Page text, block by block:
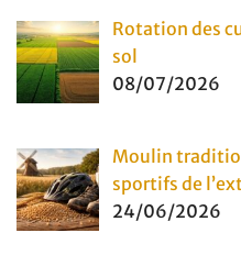
Rotation des
sol
08/07/2026
Moulin
sportifs de
24/06/2026